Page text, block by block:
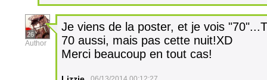
26
Author
Je viens de la poster, et je vois
70 aussi, mais pas cette nuit!XD
Merci beaucoup en tout cas!